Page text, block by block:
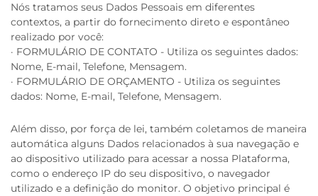
Nós tratamos seus Dados Pessoais em diferentes
contextos, a partir do fornecimento direto e espontâneo
realizado por você:
· FORMULÁRIO DE CONTATO - Utiliza os seguintes dados:
Nome, E-mail, Telefone, Mensagem.
· FORMULÁRIO DE ORÇAMENTO - Utiliza os seguintes
dados: Nome, E-mail, Telefone, Mensagem.
Além disso, por força de lei, também coletamos de maneira
automática alguns Dados relacionados à sua navegação e
ao dispositivo utilizado para acessar a nossa Plataforma,
como o endereço IP do seu dispositivo, o navegador
utilizado e a definição do monitor. O objetivo principal é